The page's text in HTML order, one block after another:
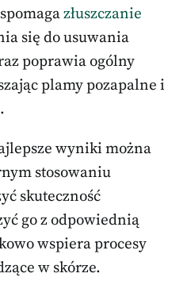
złuszczanie
się do usuwania
poprawia ogólny
plamy pozapalne i
wyniki można
stosowaniu
skuteczność
go z odpowiednią
wspiera procesy
w skórze.